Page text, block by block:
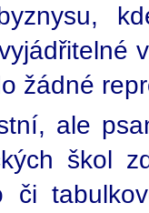
žádné
ale
škol
či